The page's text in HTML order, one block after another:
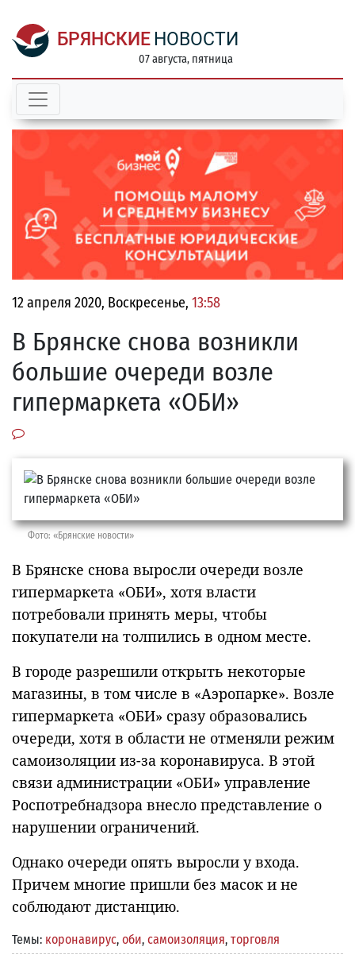
БРЯНСКИЕ НОВОСТИ
07 августа, пятница
12 апреля 2020, Воскресенье, 13:58
В Брянске снова возникли
большие очереди возле
гипермаркета «ОБИ»
Фото: «Брянские новости»
В Брянске снова выросли очереди возле
гипермаркета «ОБИ», хотя власти
потребовали принять меры, чтобы
покупатели на толпились в одном месте.
В городе разрешили открыть некоторые
магазины, в том числе в «Аэропарке». Возле
гипермаркета «ОБИ» сразу образовались
очереди, хотя в области не отменяли режим
самоизоляции из-за коронавируса. В этой
связи администрации «ОБИ» управление
Роспотребнадзора внесло представление о
нарушении ограничений.
Однако очереди опять выросли у входа.
Причем многие пришли без масок и не
соблюдают дистанцию.
Темы: коронавирус, оби, самоизоляция, торговля